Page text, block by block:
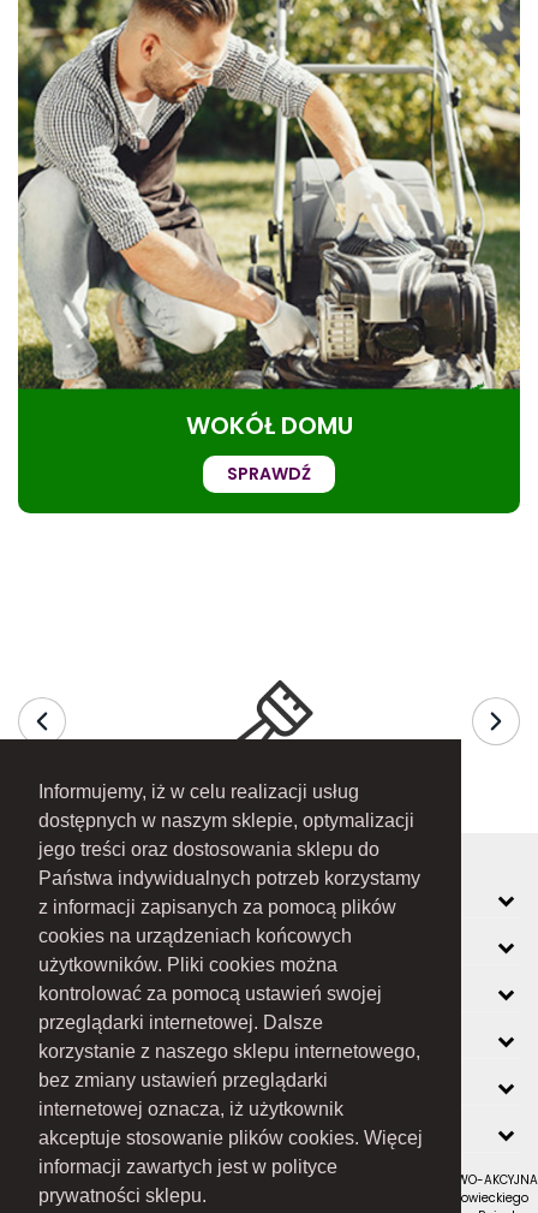
Informujemy, iż w celu realizacji usług
dostępnych w naszym sklepie, optymalizacji
jego treści oraz dostosowania sklepu do
Państwa indywidualnych potrzeb korzystamy
z informacji zapisanych za pomocą plików
cookies na urządzeniach końcowych
użytkowników. Pliki cookies można
kontrolować za pomocą ustawień swojej
przeglądarki internetowej. Dalsze
korzystanie z naszego sklepu internetowego,
bez zmiany ustawień przeglądarki
internetowej oznacza, iż użytkownik
akceptuje stosowanie plików cookies. Więcej
informacji zawartych jest w polityce
prywatności sklepu.
WOKÓŁ DOMU
SPRAWDŹ
MOJE KONTO
INFORMACJE
O FIRMIE
ZOBACZ RÓWNIEŻ
KONTAKT
NEWSLETTER
RAMEX SPÓŁKA Z OGRANICZONĄ ODPOWIEDZIALNOŚCIĄ SPÓŁKA KOMANDYTOWO-AKCYJNA
z siedzibą w Nowym Sączu (adres siedziby i adres do doręczeń: ul. Wiśniowieckiego